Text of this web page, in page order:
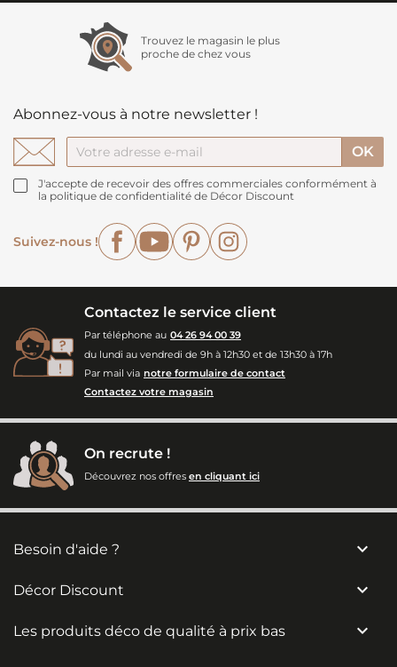
Trouvez le magasin le plus
proche de chez vous
Abonnez-vous à notre newsletter !
J'accepte de recevoir des offres commerciales conformément à
la politique de confidentialité de Décor Discount
Suivez-nous !
FacebookYouTubePinterest
Contactez le service client
Par téléphone au 04 26 94 00 39
du lundi au vendredi de 9h à 12h30 et de 13h30 à 17h
Par mail via notre formulaire de contact
Contactez votre magasin
On recrute !
Découvrez nos offres en cliquant ici
Besoin d'aide ? 
Décor Discount 
Les produits déco de qualité à prix bas 